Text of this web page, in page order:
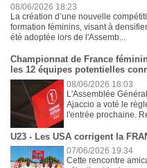
08/06/2026 18:23
La création d’une nouvelle
formation féminins, visant à
été adoptée lors de l'Assemb...
Championnat de France
les 12 équipes potentielles
08/06/2026 18:03
L'Assemblée
Ajaccio a voté le
l'entrée prochaine.
U23 - Les USA corrigent la
07/06/2026 19:34
Cette rencontre